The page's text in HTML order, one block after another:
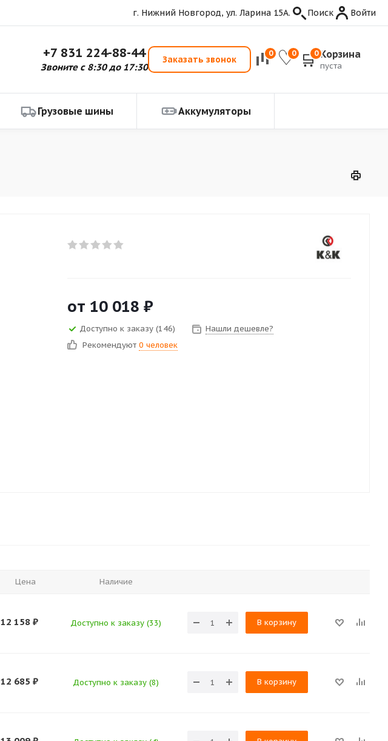
г. Нижний Новгород, ул. Ларина 15А. Поиск Войти
+7 831 224-88-44
Звоните с 8:30 до 17:30
Заказать звонок
0 0 0 Корзина
пуста
Грузовые шины Аккумуляторы
от 10 018 ₽
Доступно к заказу (146)
Нашли дешевле?
Рекомендуют 0 человек
Цена Наличие
12 158 ₽ Доступно к заказу (33) В корзину
12 685 ₽ Доступно к заказу (8) В корзину